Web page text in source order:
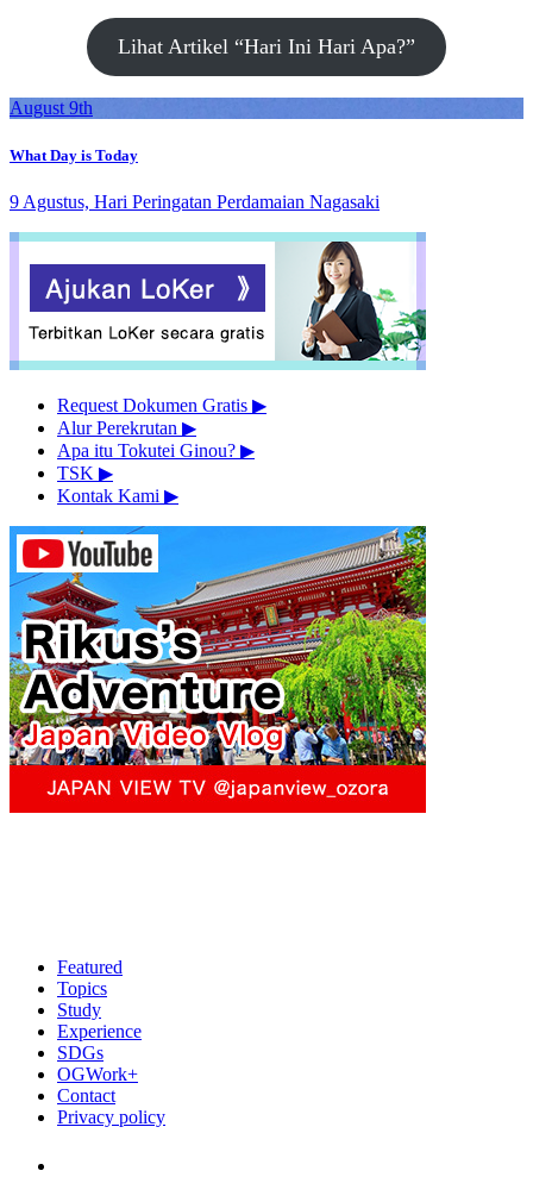
Lihat Artikel “Hari Ini Hari Apa?”
August 9th
What Day is Today
9 Agustus, Hari Peringatan Perdamaian Nagasaki
Request Dokumen Gratis ▶︎
Alur Perekrutan ▶︎
Apa itu Tokutei Ginou? ▶︎
TSK ▶︎
Kontak Kami ▶︎
Featured
Topics
Study
Experience
SDGs
OGWork+
Contact
Privacy policy